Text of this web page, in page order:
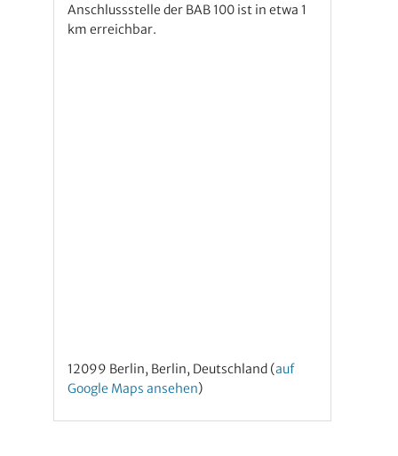
Anschlussstelle der BAB 100 ist in etwa 1
km erreichbar.
12099 Berlin, Berlin, Deutschland (auf
Google Maps ansehen)